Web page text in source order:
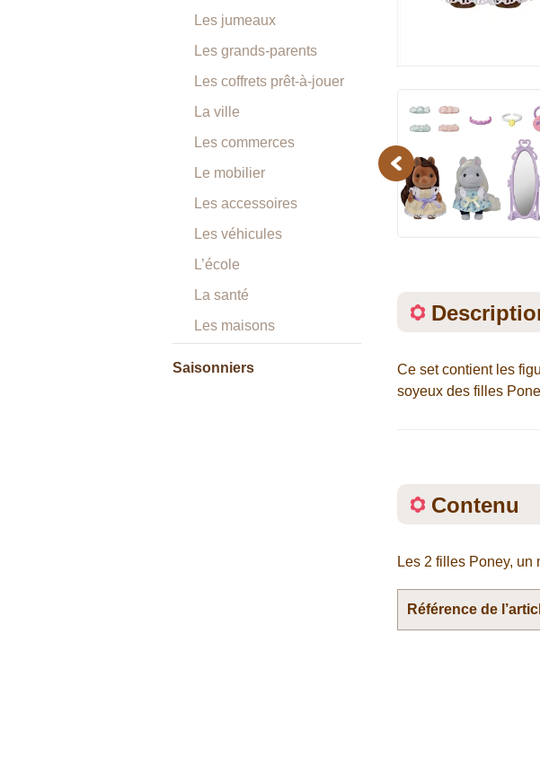
Les jumeaux
Les grands-parents
Les coffrets prêt-à-jouer
La ville
Les commerces
Le mobilier
Les accessoires
Les véhicules
L’école
La santé
Les maisons
Saisonniers
Previous
Ce set contient les
soyeux des filles
Contenu
Les 2 filles Poney,
Référence de